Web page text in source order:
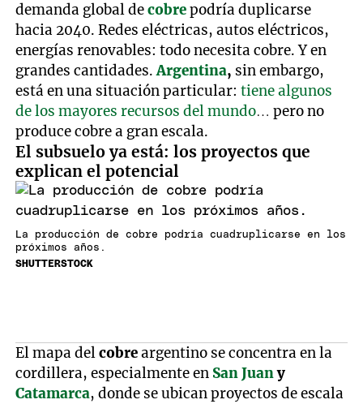
demanda global decobrepodría duplicarse
hacia 2040. Redes eléctricas, autos eléctricos,
energías renovables: todo necesita cobre. Y en
grandes cantidades.Argentina, sin embargo,
está en una situación particular:tiene algunos
de los mayores recursos del mundo… pero no
produce cobre a gran escala.
El subsuelo ya está: los proyectos que
explican el potencial
La producción de cobre podría cuadruplicarse en los
próximos años.
SHUTTERSTOCK
El mapa delcobreargentino se concentra en la
cordillera, especialmente en San Juany
Catamarca, donde se ubican proyectos de escala